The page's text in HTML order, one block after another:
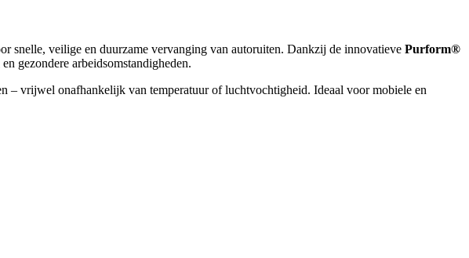
snelle, veilige en duurzame vervanging van autoruiten. Dankzij de innovatieve Purform®
gezondere arbeidsomstandigheden.
vrijwel onafhankelijk van temperatuur of luchtvochtigheid. Ideaal voor mobiele en